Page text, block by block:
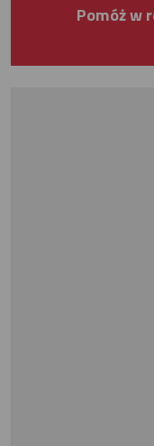
Pomóż w